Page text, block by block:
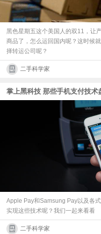
黑色星期五这个美国人的双11，让
商品了，怎么运回国内呢？这时候
择转运公司呢？
二手科学家
掌上黑科技 那些手机支付技术
Apple Pay和Samsung Pay以及各
实现这些技术呢？我们一起来看看
二手科学家